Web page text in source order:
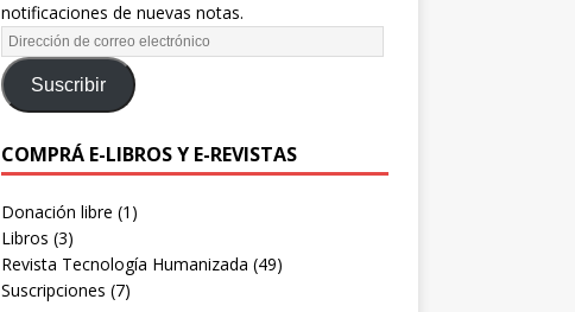
notificaciones de nuevas notas.
Suscribir
COMPRÁ E-LIBROS Y E-REVISTAS
Donación libre (1)
Libros (3)
Revista Tecnología Humanizada (49)
Suscripciones (7)